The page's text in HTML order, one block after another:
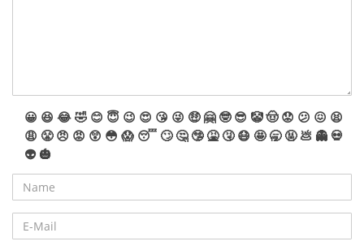
😀 😆 😂🤣 😊 😇 😉 😍 😘 😜 🤑 🤗 🤓 😎 🤡🤠 😟 😕 😖 😫
😩 😤 😠 😡 😲 😳 😱 😴 🙄 🤔 🤥 🤮 🤧 😷 🤩 🥱 🤬 💩 👻 💀
👽 🎃